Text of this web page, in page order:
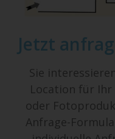
Jetzt
Sie
Location für Ihr
oder
Anfrage-